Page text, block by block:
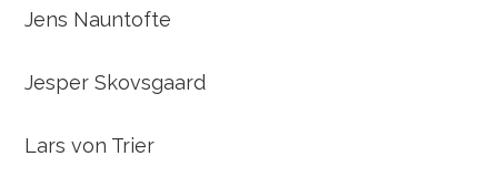
Jens Nauntofte
Jesper Skovsgaard
Lars von Trier